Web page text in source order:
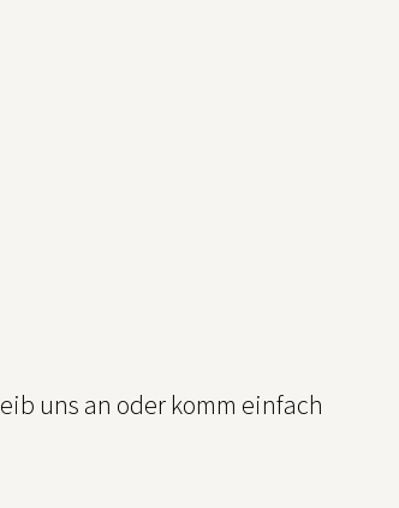
uns an oder komm einfach